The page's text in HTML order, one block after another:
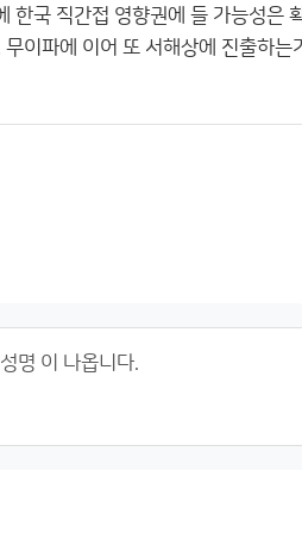
한국 직간접 영향권에 들 가능성은
이파에 이어 또 서해상에 진출하는